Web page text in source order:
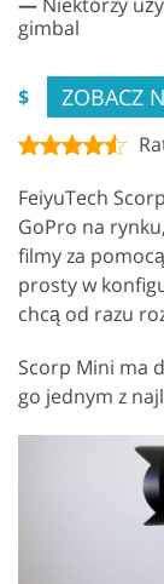
gimbal
$ ZOBACZ
FeiyuTech
GoPro na
filmy za
prosty w
chcą od razu
Scorp Mini ma
go jednym z